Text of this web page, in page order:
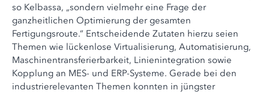
so Kelbassa, „sondern vielmehr eine Frage der
ganzheitlichen Optimierung der gesamten
Fertigungsroute.“ Entscheidende Zutaten hierzu seien
Themen wie lückenlose Virtualisierung, Automatisierung,
Maschinentransferierbarkeit, Linienintegration sowie
Kopplung an MES- und ERP-Systeme. Gerade bei den
industrierelevanten Themen konnten in jüngster